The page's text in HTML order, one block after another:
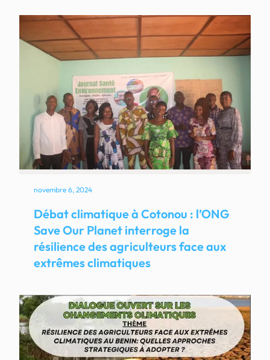
novembre 6, 2024
Débat climatique à Cotonou : l’ONG
Save Our Planet interroge la
résilience des agriculteurs face aux
extrêmes climatiques